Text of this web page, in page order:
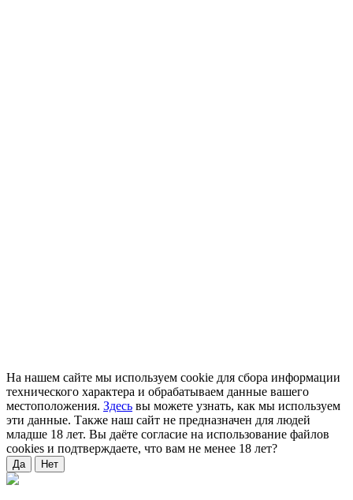
На нашем сайте мы используем cookie для сбора информации
технического характера и обрабатываем данные вашего
местоположения. Здесь вы можете узнать, как мы используем
эти данные. Также наш сайт не предназначен для людей
младше 18 лет. Вы даёте согласие на использование файлов
cookies и подтверждаете, что вам не менее 18 лет?
Да Нет